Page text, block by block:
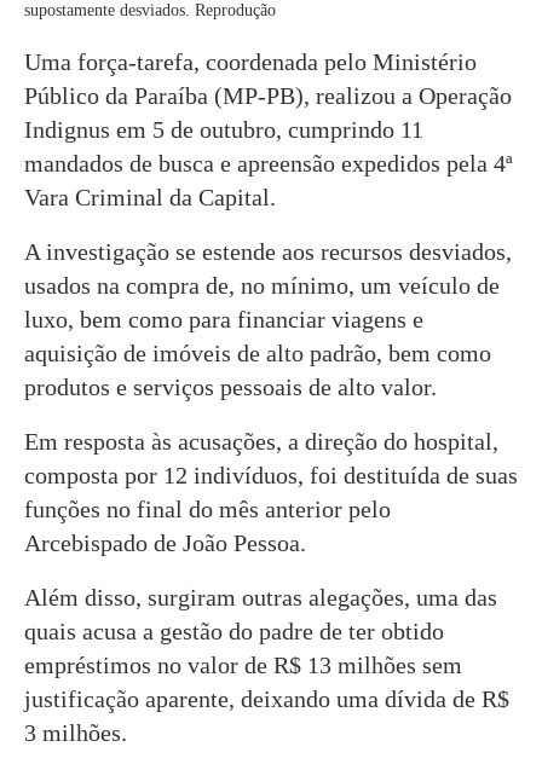
supostamente desviados. Reprodução
Uma força-tarefa, coordenada pelo Ministério
Público da Paraíba (MP-PB), realizou a Operação
Indignus em 5 de outubro, cumprindo 11
mandados de busca e apreensão expedidos pela 4ª
Vara Criminal da Capital.
A investigação se estende aos recursos desviados,
usados na compra de, no mínimo, um veículo de
luxo, bem como para financiar viagens e
aquisição de imóveis de alto padrão, bem como
produtos e serviços pessoais de alto valor.
Em resposta às acusações, a direção do hospital,
composta por 12 indivíduos, foi destituída de suas
funções no final do mês anterior pelo
Arcebispado de João Pessoa.
Além disso, surgiram outras alegações, uma das
quais acusa a gestão do padre de ter obtido
empréstimos no valor de R$ 13 milhões sem
justificação aparente, deixando uma dívida de R$
3 milhões.